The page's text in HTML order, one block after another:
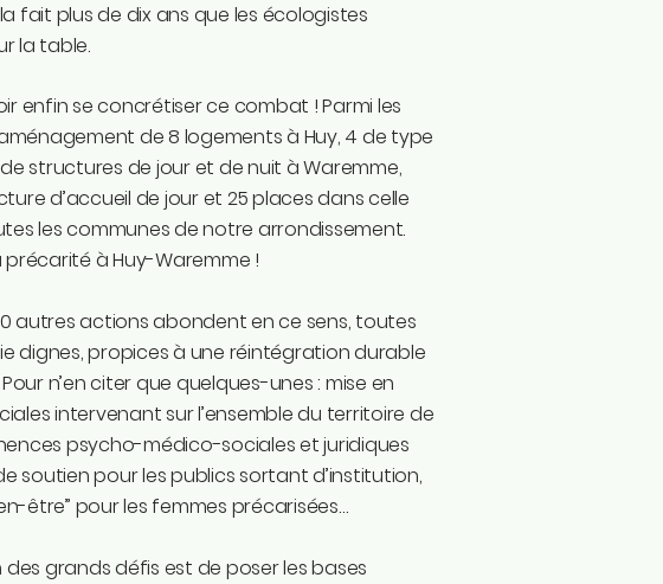
fait plus de dix ans que les écologistes
la table.
enfin se concrétiser ce combat ! Parmi les
de 8 logements à Huy, 4 de type
structures de jour et de nuit à Waremme,
d’accueil de jour et 25 places dans celle
les communes de notre arrondissement.
à Huy-Waremme !
autres actions abondent en ce sens, toutes
dignes, propices à une réintégration durable
n’en citer que quelques-unes : mise en
intervenant sur l’ensemble du territoire de
psycho-médico-sociales et juridiques
soutien pour les publics sortant d’institution,
être” pour les femmes précarisées…
des grands défis est de poser les bases